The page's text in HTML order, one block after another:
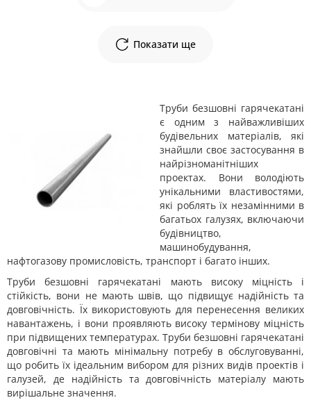
Показати ще
Труби безшовні гарячекатані
є одним з найважливіших
будівельних матеріалів, які
знайшли своє застосування в
найрізноманітніших
проектах. Вони володіють
унікальними властивостями,
які роблять їх незамінними в
багатьох галузях, включаючи
будівництво,
машинобудування,
нафтогазову промисловість, транспорт і багато інших.
Труби безшовні гарячекатані мають високу міцність і
стійкість, вони не мають швів, що підвищує надійність та
довговічність. Їх використовують для перенесення великих
навантажень, і вони проявляють високу термінову міцність
при підвищених температурах. Труби безшовні гарячекатані
довговічні та мають мінімальну потребу в обслуговуванні,
що робить їх ідеальним вибором для різних видів проектів і
галузей, де надійність та довговічність матеріалу мають
вирішальне значення.